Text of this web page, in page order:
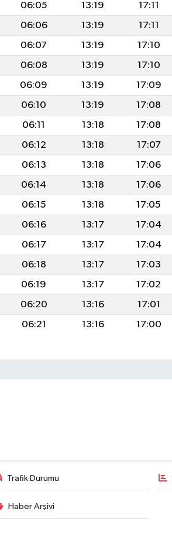
06:05 13:19 17:11
06:06 13:19 17:11
06:07 13:19 17:10
06:08 13:19 17:10
06:09 13:19 17:09
06:10 13:19 17:08
06:11 13:18 17:08
06:12 13:18 17:07
06:13 13:18 17:06
06:14 13:18 17:06
06:15 13:18 17:05
06:16 13:17 17:04
06:17 13:17 17:04
06:18 13:17 17:03
06:19 13:17 17:02
06:20 13:16 17:01
06:21 13:16 17:00
Trafik Durumu
Haber Arşivi